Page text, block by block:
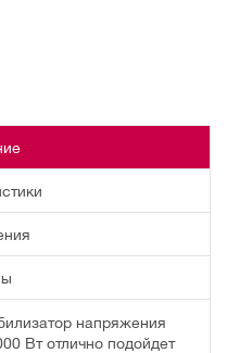
напряжения
Вт отлично подойдет